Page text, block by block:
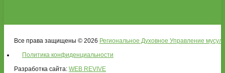
Все права защищены © 2026 Региональное Духовное Управление
Политика конфиденциальности
Разработка сайта: WEB REVIVE